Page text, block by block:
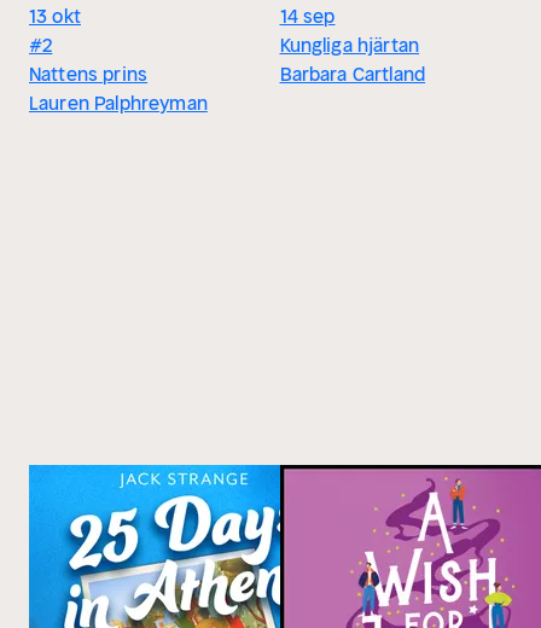
13 okt
#2
Nattens prins
Lauren Palphreyman
14 sep
Kungliga hjärtan
Barbara Cartland